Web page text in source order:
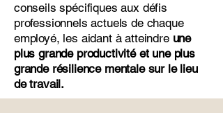
conseils spécifiques aux défis
professionnels actuels de chaque
employé, les aidant à atteindre une
plus grande productivité et une plus
grande résilience mentale sur le lieu
de travail.